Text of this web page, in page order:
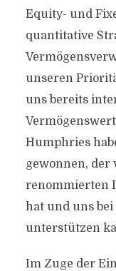
Equity- und
quantitative
unseren
uns bereits
Humphries
gewonnen,
renommierten
hat und uns
unterstützen
Im Zuge der